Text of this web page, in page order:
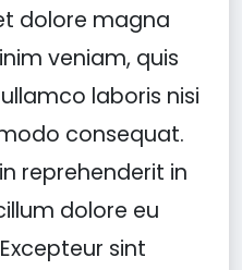
dolore magna
veniam, quis
laboris nisi
consequat.
reprehenderit in
dolore eu
sint